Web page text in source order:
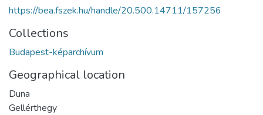
https://bea.fszek.hu/handle/20.500.14711/157256
Collections
Budapest-képarchívum
Geographical location
Duna
Gellérthegy